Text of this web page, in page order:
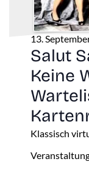
13.
Salut
Keine
Klassisch